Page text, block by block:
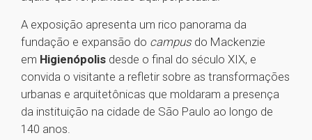
A exposição apresenta um rico panorama da
fundação e expansão do campus do Mackenzie
em Higienópolis desde o final do século XIX, e
convida o visitante a refletir sobre as transformações
urbanas e arquitetônicas que moldaram a presença
da instituição na cidade de São Paulo ao longo de
140 anos.